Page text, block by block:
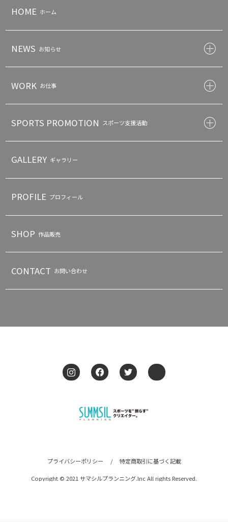
HOME ホーム
NEWS お知らせ
WORK お仕事
SPORTS PROMOTION スポーツ支援活動
GALLERY ギャラリー
PROFILE プロフィール
SHOP 作品販売
CONTACT お問い合わせ
プライバシーポリシー / 特定商取引に基づく記載
Copyright © 2021 サマシルプランニング.Inc All rights Reserved.